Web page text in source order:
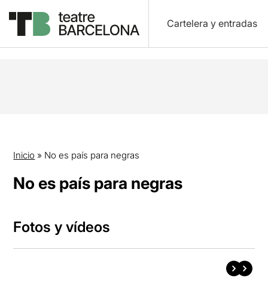
Cartelera y entradas
Inicio » No es país para negras
No es país para negras
Fotos y vídeos